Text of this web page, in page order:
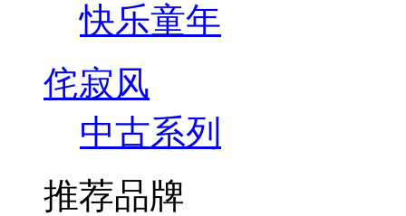
快乐童年
侘寂风
中古系列
推荐品牌